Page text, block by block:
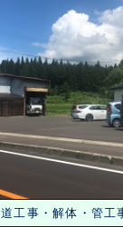
工事・解体・管工